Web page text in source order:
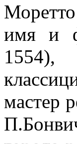
имя и
1554),
мастер